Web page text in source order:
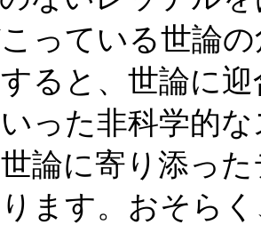
っている世論
ると、世論に
った非科学的
論に寄り添っ
ます。おそら